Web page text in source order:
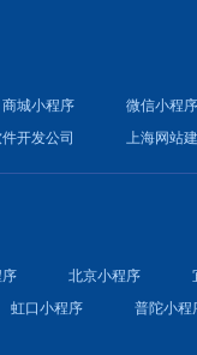
商城小程序 微信小程
开发公司 上海网站
北京小程序
虹口小程序 普陀小程